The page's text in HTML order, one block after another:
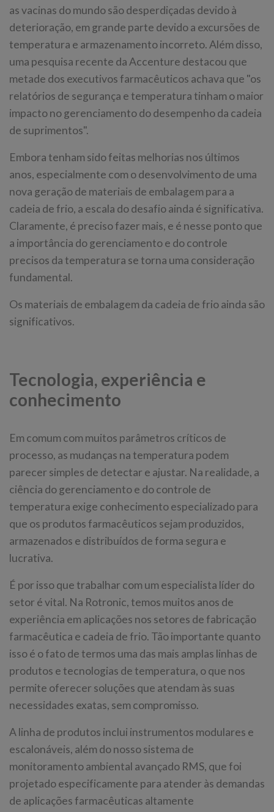
as vacinas do mundo são desperdiçadas devido à
deterioração, em grande parte devido a excursões de
temperatura e armazenamento incorreto. Além disso,
uma pesquisa recente da Accenture destacou que
metade dos executivos farmacêuticos achava que "os
relatórios de segurança e temperatura tinham o maior
impacto no gerenciamento do desempenho da cadeia
de suprimentos".
Embora tenham sido feitas melhorias nos últimos
anos, especialmente com o desenvolvimento de uma
nova geração de materiais de embalagem para a
cadeia de frio, a escala do desafio ainda é significativa.
Claramente, é preciso fazer mais, e é nesse ponto que
a importância do gerenciamento e do controle
precisos da temperatura se torna uma consideração
fundamental.
Os materiais de embalagem da cadeia de frio ainda são
significativos.
Tecnologia, experiência e
conhecimento
Em comum com muitos parâmetros críticos de
processo, as mudanças na temperatura podem
parecer simples de detectar e ajustar. Na realidade, a
ciência do gerenciamento e do controle de
temperatura exige conhecimento especializado para
que os produtos farmacêuticos sejam produzidos,
armazenados e distribuídos de forma segura e
lucrativa.
É por isso que trabalhar com um especialista líder do
setor é vital. Na Rotronic, temos muitos anos de
experiência em aplicações nos setores de fabricação
farmacêutica e cadeia de frio. Tão importante quanto
isso é o fato de termos uma das mais amplas linhas de
produtos e tecnologias de temperatura, o que nos
permite oferecer soluções que atendam às suas
necessidades exatas, sem compromisso.
A linha de produtos inclui instrumentos modulares e
escalonáveis, além do nosso sistema de
monitoramento ambiental avançado RMS, que foi
projetado especificamente para atender às demandas
de aplicações farmacêuticas altamente